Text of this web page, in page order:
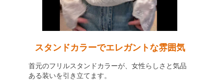
スタンドカラーでエレガントな雰囲気
首元のフリルスタンドカラーが、女性らしさと気品
ある装いを引き立てます。